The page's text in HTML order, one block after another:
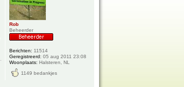
Rob
Beheerder
Berichten: 11514
Geregistreerd: 05 aug 2011 23:08
Woonplaats: Halsteren, NL
1149 bedankjes